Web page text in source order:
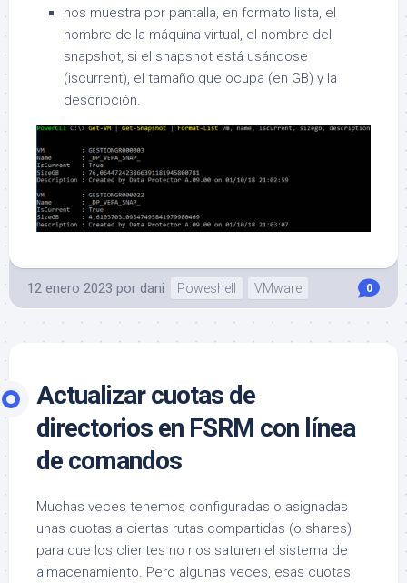
nos muestra por pantalla, en formato lista, el
nombre de la máquina virtual, el nombre del
snapshot, si el snapshot está usándose
(iscurrent), el tamaño que ocupa (en GB) y la
descripción.
12 enero 2023 por dani Poweshell VMware 0
Actualizar cuotas de
directorios en FSRM con línea
de comandos
Muchas veces tenemos configuradas o asignadas
unas cuotas a ciertas rutas compartidas (o shares)
para que los clientes no nos saturen el sistema de
almacenamiento. Pero algunas veces, esas cuotas